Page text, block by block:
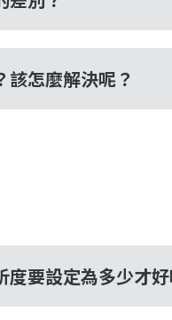
該怎麼解決呢？
度要設定為多少才